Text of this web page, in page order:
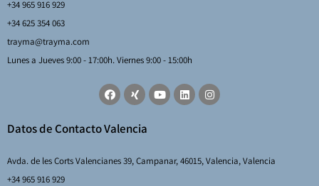
+34 965 916 929
+34 625 354 063
trayma@trayma.com
Lunes a Jueves 9:00 - 17:00h. Viernes 9:00 - 15:00h
Datos de Contacto Valencia
Avda. de les Corts Valencianes 39, Campanar, 46015, Valencia, Valencia
+34 965 916 929